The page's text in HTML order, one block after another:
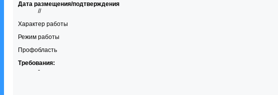
Дата размещения/подтверждения
//
Характер работы
Режим работы
Профобласть
Требования:
-